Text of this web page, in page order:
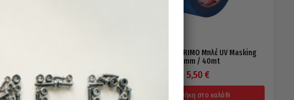
5,00€
Προσθήκη στο καλάθι
Χαρτοταινία PRIMO Μπλέ UV Masking
36mm / 40mt
5,50 €
Προσθήκη στο καλάθι